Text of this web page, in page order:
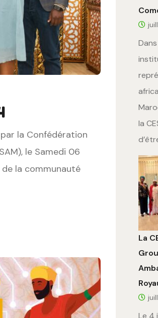
la Confédération
le Samedi 06
la communauté
la
La
Le 4